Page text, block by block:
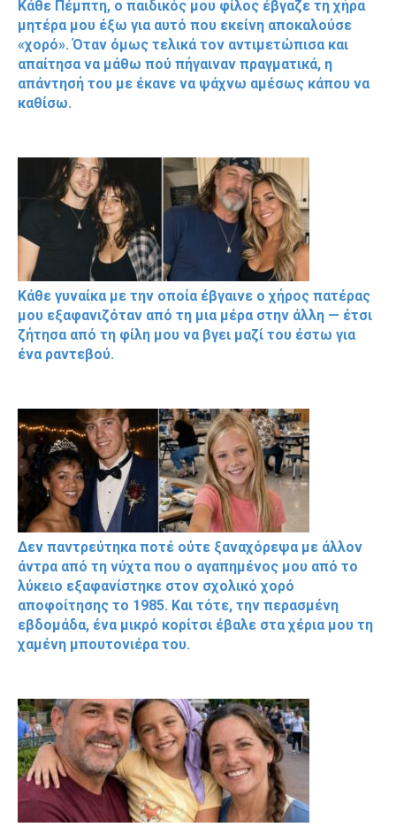
Κάθε Πέμπτη, ο παιδικός μου φίλος έβγαζε τη χήρα
μητέρα μου έξω για αυτό που εκείνη αποκαλούσε
«χορό». Όταν όμως τελικά τον αντιμετώπισα και
απαίτησα να μάθω πού πήγαιναν πραγματικά, η
απάντησή του με έκανε να ψάχνω αμέσως κάπου να
καθίσω.
Κάθε γυναίκα με την οποία έβγαινε ο χήρος πατέρας
μου εξαφανιζόταν από τη μια μέρα στην άλλη — έτσι
ζήτησα από τη φίλη μου να βγει μαζί του έστω για
ένα ραντεβού.
Δεν παντρεύτηκα ποτέ ούτε ξαναχόρεψα με άλλον
άντρα από τη νύχτα που ο αγαπημένος μου από το
λύκειο εξαφανίστηκε στον σχολικό χορό
αποφοίτησης το 1985. Και τότε, την περασμένη
εβδομάδα, ένα μικρό κορίτσι έβαλε στα χέρια μου τη
χαμένη μπουτονιέρα του.